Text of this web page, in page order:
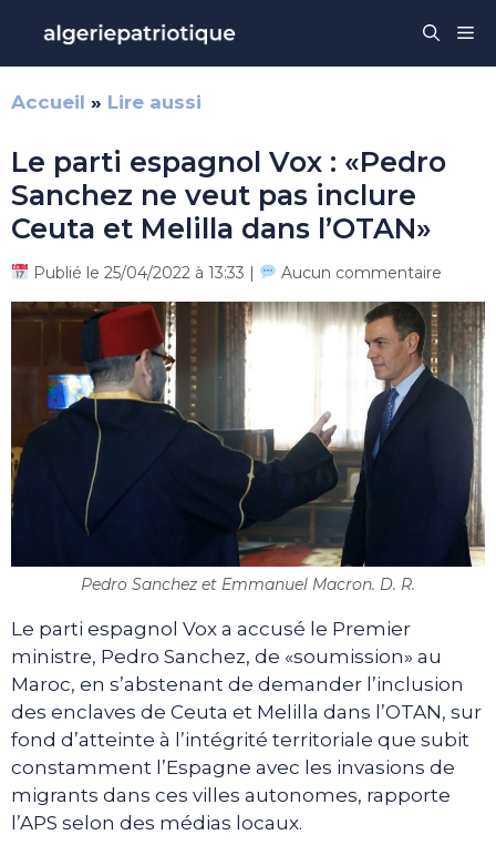
contenu
Accueil » Lire aussi
Le parti espagnol Vox : «Pedro
Sanchez ne veut pas inclure
Ceuta et Melilla dans l’OTAN»
Publié le 25/04/2022 à 13:33 | Aucun commentaire
Pedro Sanchez et Emmanuel Macron. D. R.
Le parti espagnol Vox a accusé le Premier
ministre, Pedro Sanchez, de «soumission» au
Maroc, en s’abstenant de demander l’inclusion
des enclaves de Ceuta et Melilla dans l’OTAN, sur
fond d’atteinte à l’intégrité territoriale que subit
constamment l’Espagne avec les invasions de
migrants dans ces villes autonomes, rapporte
l’APS selon des médias locaux.